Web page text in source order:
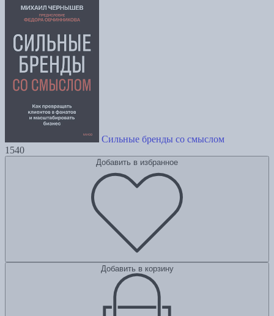
Сильные бренды со смыслом
1540
Добавить в избранное
Добавить в корзину